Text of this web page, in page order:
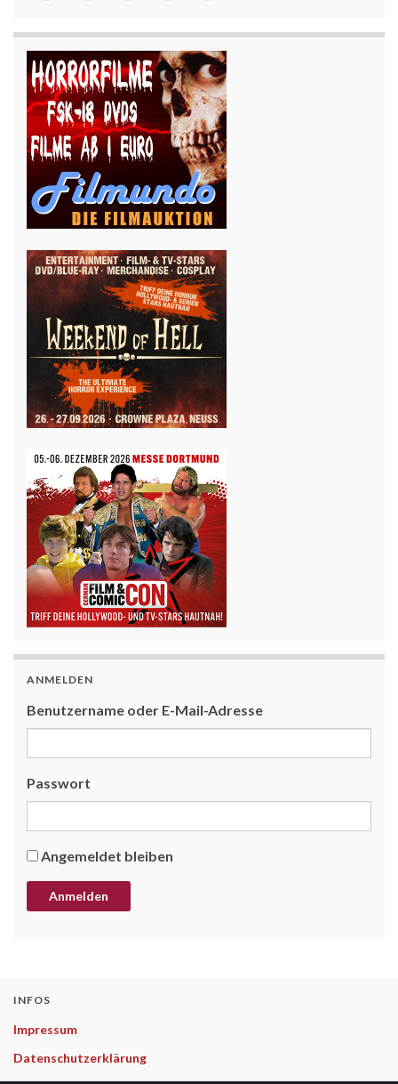
ANMELDEN
Benutzername oder E-Mail-Adresse
Passwort
Angemeldet bleiben
INFOS
Impressum
Datenschutzerklärung